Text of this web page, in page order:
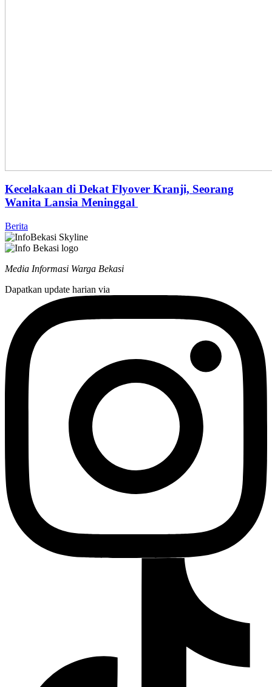
Kecelakaan di Dekat Flyover Kranji, Seorang
Wanita Lansia Meninggal
Berita
Media Informasi Warga Bekasi
Dapatkan update harian via